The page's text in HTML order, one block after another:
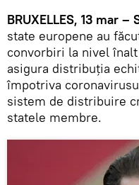
BRUXELLES, 13 mar –
state europene au
convorbiri la nivel
asigura distribuţia
împotriva
sistem de distribuire
statele membre.